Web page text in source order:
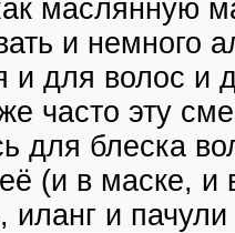
маслянную
и немного
и для волос
часто эту
для блеска
(и в маске,
иланг и